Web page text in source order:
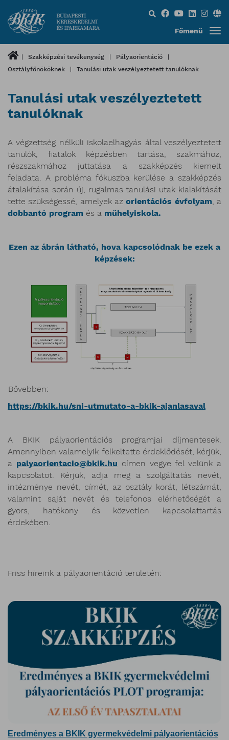
Keresés...
Főmenü
Szakképzési tevékenység
Pályaorientáció
Osztályfőnököknek
Tanulási utak veszélyeztetett tanulóknak
Tanulási utak veszélyeztetett
tanulóknak
A végzettség nélküli iskolaelhagyás által veszélyeztetett
tanulók, fiatalok képzésben tartása, szakmához,
részszakmához juttatása a szakképzés kiemelt
feladata. A probléma fókuszba kerülése a szakképzés
átalakítása során új, rugalmas tanulási utak kialakítását
tette szükségessé, amelyek azorientációs évfolyam , a
dobbantó program és a műhelyiskola.
Ezen az ábrán látható, hova kapcsolódnak be ezek a
képzések:
Bővebben:
https://bkik.hu/sni-utmutato-a-bkik-ajanlasaval
A BKIK pályaorientációs programjai díjmentesek.
Amennyiben valamelyik felkeltette érdeklődését, kérjük,
a palyaorientacio@bkik.hu címen vegye fel velünk a
kapcsolatot. Kérjük, adja meg a szolgáltatás nevét,
intézménye nevét, címét, az osztály korát, létszámát,
valamint saját nevét és telefonos elérhetőségét a
gyors, hatékony és közvetlen kapcsolattartás
érdekében.
Friss híreink a pályaorientáció területén:
Eredményes a BKIK gyermekvédelmi pályaorientációs